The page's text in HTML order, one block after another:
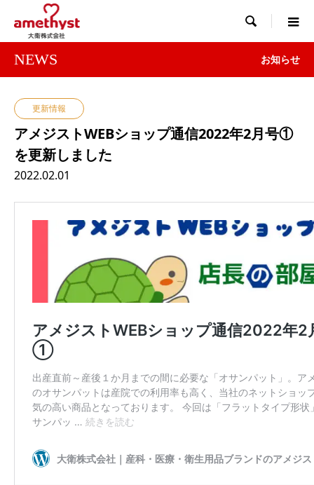

NEWS お知らせ
更新情報
アメジストWEBショップ通信2022年2月号①
を更新しました
2022.02.01